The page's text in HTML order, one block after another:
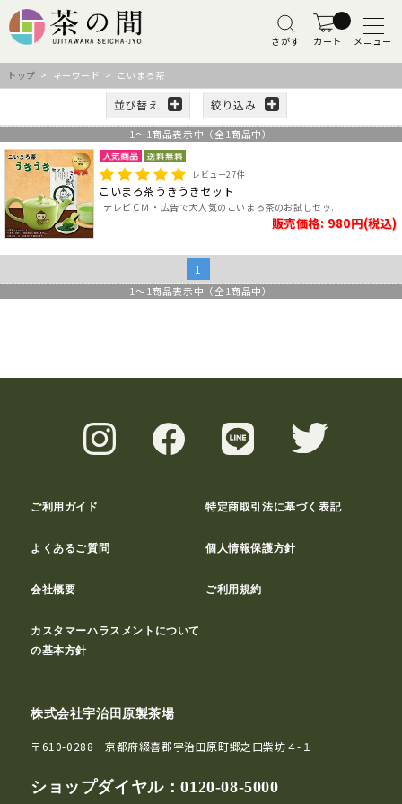
さがす カート メニュー
トップ > キーワード > こいまろ茶
並び替え 絞り込み
1 ～ 1商品表示中（全 1商品中）
レビュー27件
こいまろ茶うきうきセット
テレビＣＭ・広告で大人気のこいまろ茶のお試しセッ..
販売価格: 980円(税込)
1
1 ～ 1商品表示中（全 1商品中）
ご利用ガイド 特定商取引法に基づく表記
よくあるご質問 個人情報保護方針
会社概要 ご利用規約
カスタマーハラスメントについて
の基本方針
株式会社宇治田原製茶場
〒610-0288 京都府綴喜郡宇治田原町郷之口紫坊４-１
ショップダイヤル：0120-08-5000